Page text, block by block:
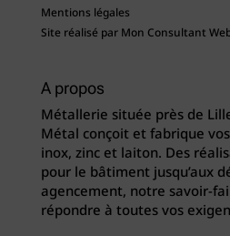
Mentions légales
Site réalisé parMon Consultant
A propos
Métallerie située près de
Métal conçoit et fabrique
inox, zinc et laiton. Des
pour le bâtiment jusqu’aux
agencement, notre savoir-
répondre à toutes vos